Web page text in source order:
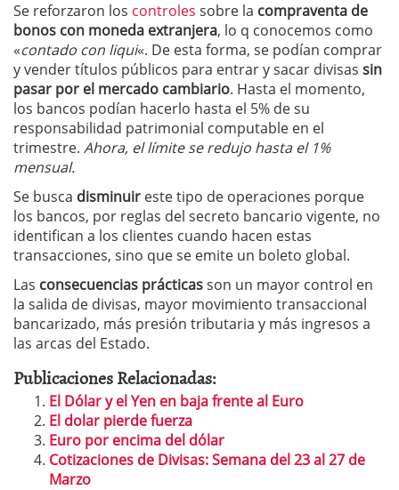
Se reforzaron los controles sobre la compraventa de
bonos con moneda extranjera, lo q conocemos como
«contado con liqui«. De esta forma, se podían comprar
y vender títulos públicos para entrar y sacar divisas sin
pasar por el mercado cambiario. Hasta el momento,
los bancos podían hacerlo hasta el 5% de su
responsabilidad patrimonial computable en el
trimestre. Ahora, el límite se redujo hasta el 1%
mensual.
Se busca disminuir este tipo de operaciones porque
los bancos, por reglas del secreto bancario vigente, no
identifican a los clientes cuando hacen estas
transacciones, sino que se emite un boleto global.
Las consecuencias prácticasson un mayor control en
la salida de divisas, mayor movimiento transaccional
bancarizado, más presión tributaria y más ingresos a
las arcas del Estado.
Publicaciones Relacionadas:
El Dólar y el Yen en baja frente al Euro
El dolar pierde fuerza
Euro por encima del dólar
Cotizaciones de Divisas: Semana del 23 al 27 de
Marzo